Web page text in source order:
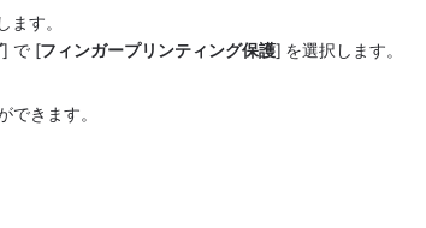
す。
] で [フィンガープリンティング保護] を選択します。
きます。